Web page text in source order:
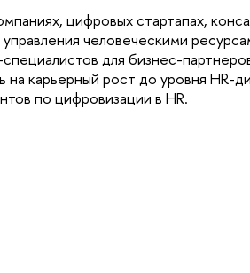
цифровых стартапах,
человеческими
для бизнес-
карьерный рост до уровня HR-
по цифровизации в HR.